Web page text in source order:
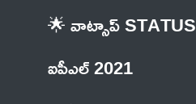
🌟 వాట్సాప్ STATUS
ఐపీఎల్ 2021